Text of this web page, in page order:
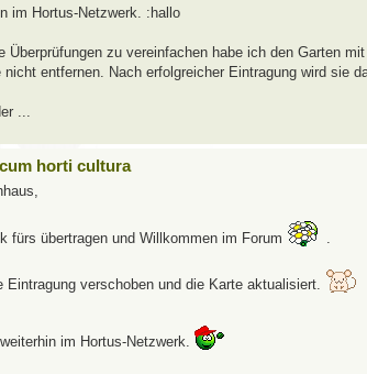
im Hortus-Netzwerk. :hallo
Überprüfungen zu vereinfachen habe ich den Garten
nicht entfernen. Nach erfolgreicher Eintragung wird sie
...
horti cultura
fürs übertragen und Willkommen im Forum
Eintragung verschoben und die Karte aktualisiert.
im Hortus-Netzwerk.